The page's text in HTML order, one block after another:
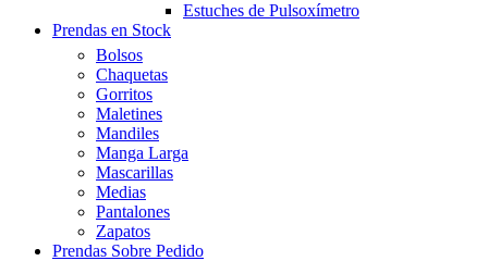
Estuches de Pulsoxímetro
Prendas en Stock
Bolsos
Chaquetas
Gorritos
Maletines
Mandiles
Manga Larga
Mascarillas
Medias
Pantalones
Zapatos
Prendas Sobre Pedido